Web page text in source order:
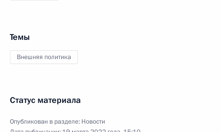
Темы
Внешняя политика
Статус материала
Опубликован в разделе: Новости